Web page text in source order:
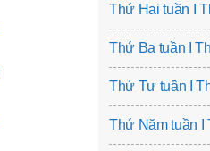
Thứ Hai tuần I
Thứ Ba tuần I
Thứ Tư tuần I
Thứ Năm tuần I